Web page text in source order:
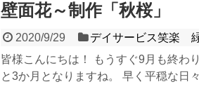
壁面花～制作「秋桜」
2020/9/29
デイサービス笑楽
皆様こんにちは！ もうすぐ9月も終わ
と3か月となりますね。 早く平穏な日